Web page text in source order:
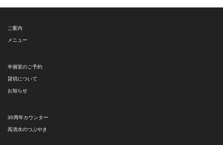
ー
ご案内
メニュー
半個室のご予約
貸切について
お知らせ
30周年カウンター
高清水のつぶやき